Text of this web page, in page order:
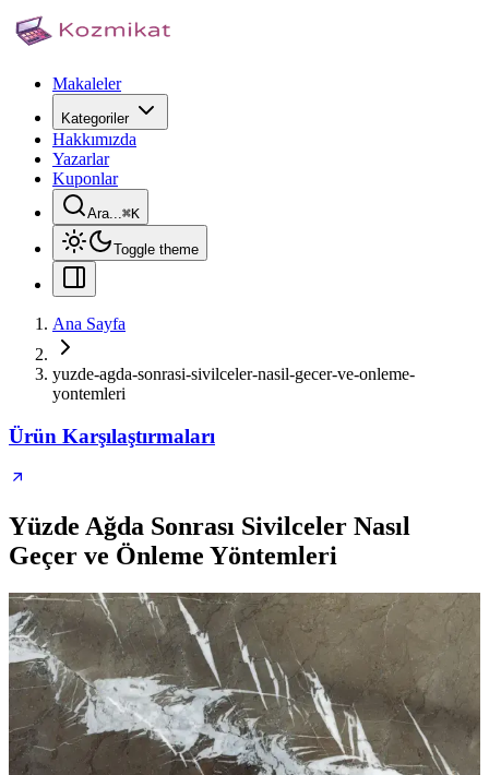
Makaleler
Kategoriler
Hakkımızda
Yazarlar
Kuponlar
Ara...⌘K
Toggle theme
Ana Sayfa
yuzde-agda-sonrasi-sivilceler-nasil-gecer-ve-onleme-
yontemleri
Ürün Karşılaştırmaları
Yüzde Ağda Sonrası Sivilceler Nasıl
Geçer ve Önleme Yöntemleri